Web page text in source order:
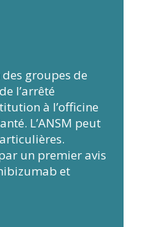
groupes de
l’arrêté
à l’officine
L’ANSM peut
un premier avis
et